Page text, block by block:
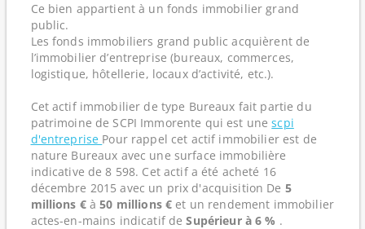
Ce bien appartient à un fonds immobilier grand
public.
Les fonds immobiliers grand public acquièrent de
l’immobilier d’entreprise (bureaux, commerces,
logistique, hôtellerie, locaux d’activité, etc.).
Cet actif immobilier de type Bureaux fait partie du
patrimoine de SCPI Immorente qui est unescpi
d'entreprise Pour rappel cet actif immobilier est de
nature Bureaux avec une surface immobilière
indicative de 8 598. Cet actif a été acheté 16
décembre 2015 avec un prix d'acquisition De 5
millions €à50 millions € et un rendement immobilier
actes-en-mains indicatif deSupérieur à 6 % .